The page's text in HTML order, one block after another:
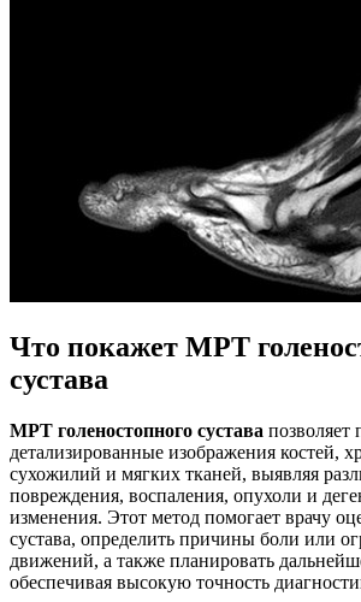
Что покажет МРТ
сустава
МРТ голеностопного сустава позволяет
детализированные изображения костей,
сухожилий и мягких тканей, выявляя
повреждения, воспаления, опухоли и
изменения. Этот метод помогает врачу
сустава, определить причины боли или
движений, а также планировать
обеспечивая высокую точность